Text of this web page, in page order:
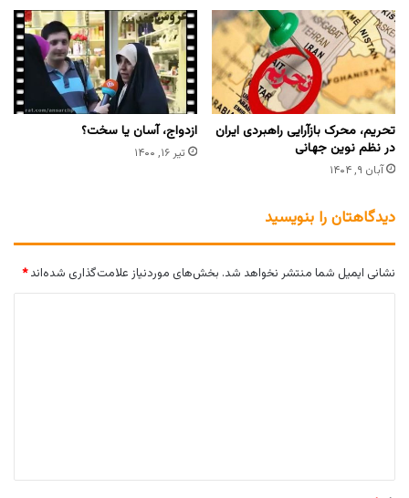
تحریم، محرک بازآرایی راهبردی ایران
در نظم نوین جهانی
آبان ۹, ۱۴۰۴
ازدواج، آسان یا سخت؟
تیر ۱۶, ۱۴۰۰
دیدگاهتان را بنویسید
نشانی ایمیل شما منتشر نخواهد شد. بخش‌های موردنیاز علامت‌گذاری شده‌اند*